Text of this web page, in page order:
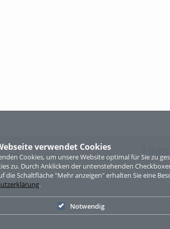
verwendet Cookies
Cookies, um unsere Website optimal für Sie zu
zu. Durch Anklicken der untenstehenden
die Schaltfläche "Mehr anzeigen" erhalten Sie eine
.
Notwendig
Links
Sitemap